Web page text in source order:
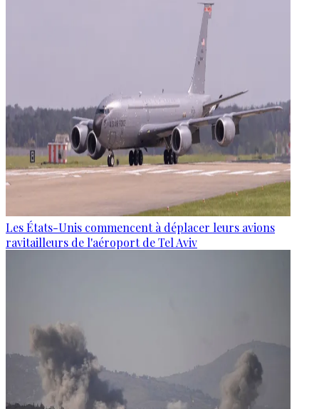
Les États-Unis commencent à déplacer leurs avions
ravitailleurs de l'aéroport de Tel Aviv